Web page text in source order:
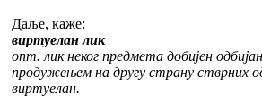
Даље, каже:
виртуелан лик
опт. лик неког предмета добијен
продужењем на другу страну стврних
виртуелан.